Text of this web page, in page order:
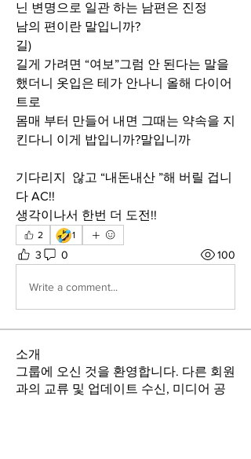
닌 변명으로 일관 하는 남편은 진정
남의 편이란 말입니까?
길)
길게 가려면 “여보”그럼 안 된다는 말을
했더니 옷입은 테가 안나니 올해 다이어
트로
몸매 부터 만들어 내면 그때는 약속을 지
킨다니 이게 밥입니까?말입니까
기다리지  않고 “내돈내산 ”해 버릴 겁니
다 AC!!
생각이나서 한번 더 도전!!
2 🤣1
3 0 100
Write a comment...
소개
그룹에 오신 것을 환영합니다. 다른 회원
과의 교류 및 업데이트 수신, 미디어 공